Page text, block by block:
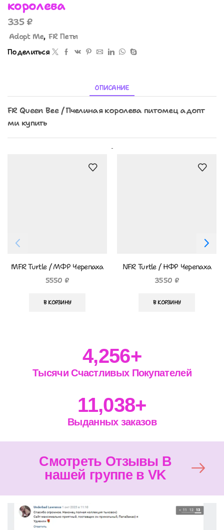
королева
335₽
Adopt Me, FR Петы
Поделиться
ОПИСАНИЕ
FR Queen Bee / Пчелиная королева питомец адопт
ми купить
MFR Turtle / МФР Черепаха
5550₽
В КОРЗИНУ
NFR Turtle / НФР Черепаха
3550 ₽
В КОРЗИНУ
Тысячи Счастливых Покупателей
4,256+
Выданных заказов
11,038+
Смотреть Отзывы В
нашей группе в VK